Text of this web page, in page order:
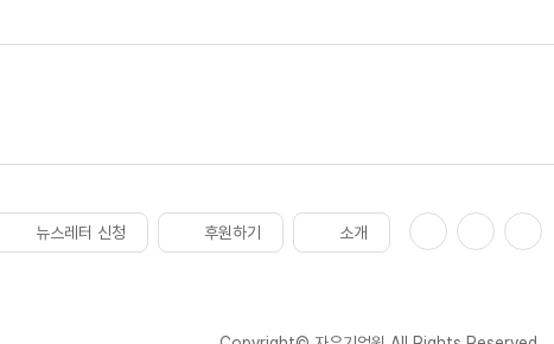
뉴스레터 신청 후원하기 소개